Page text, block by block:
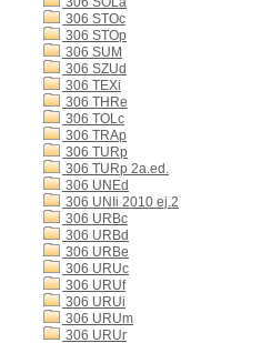
306 STOc
306 STOp
306 SUM
306 SZUd
306 TEXi
306 THRe
306 TOLc
306 TRAp
306 TURp
306 TURp 2a.ed.
306 UNEd
306 UNIi 2010 ej.2
306 URBc
306 URBd
306 URBe
306 URUc
306 URUf
306 URUi
306 URUm
306 URUr